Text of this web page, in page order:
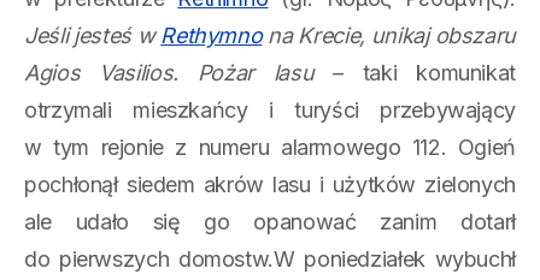
Jeśli jesteś wRethymnona Krecie, unikaj obszaru
Agios Vasilios. Pożar lasu– taki komunikat
otrzymali mieszkańcy i turyści przebywający
w tym rejonie z numeru alarmowego 112. Ogień
pochłonął siedem akrów lasu i użytków zielonych
ale udało się go opanować zanim dotarł
do pierwszych domostw.W poniedziałek wybuchł